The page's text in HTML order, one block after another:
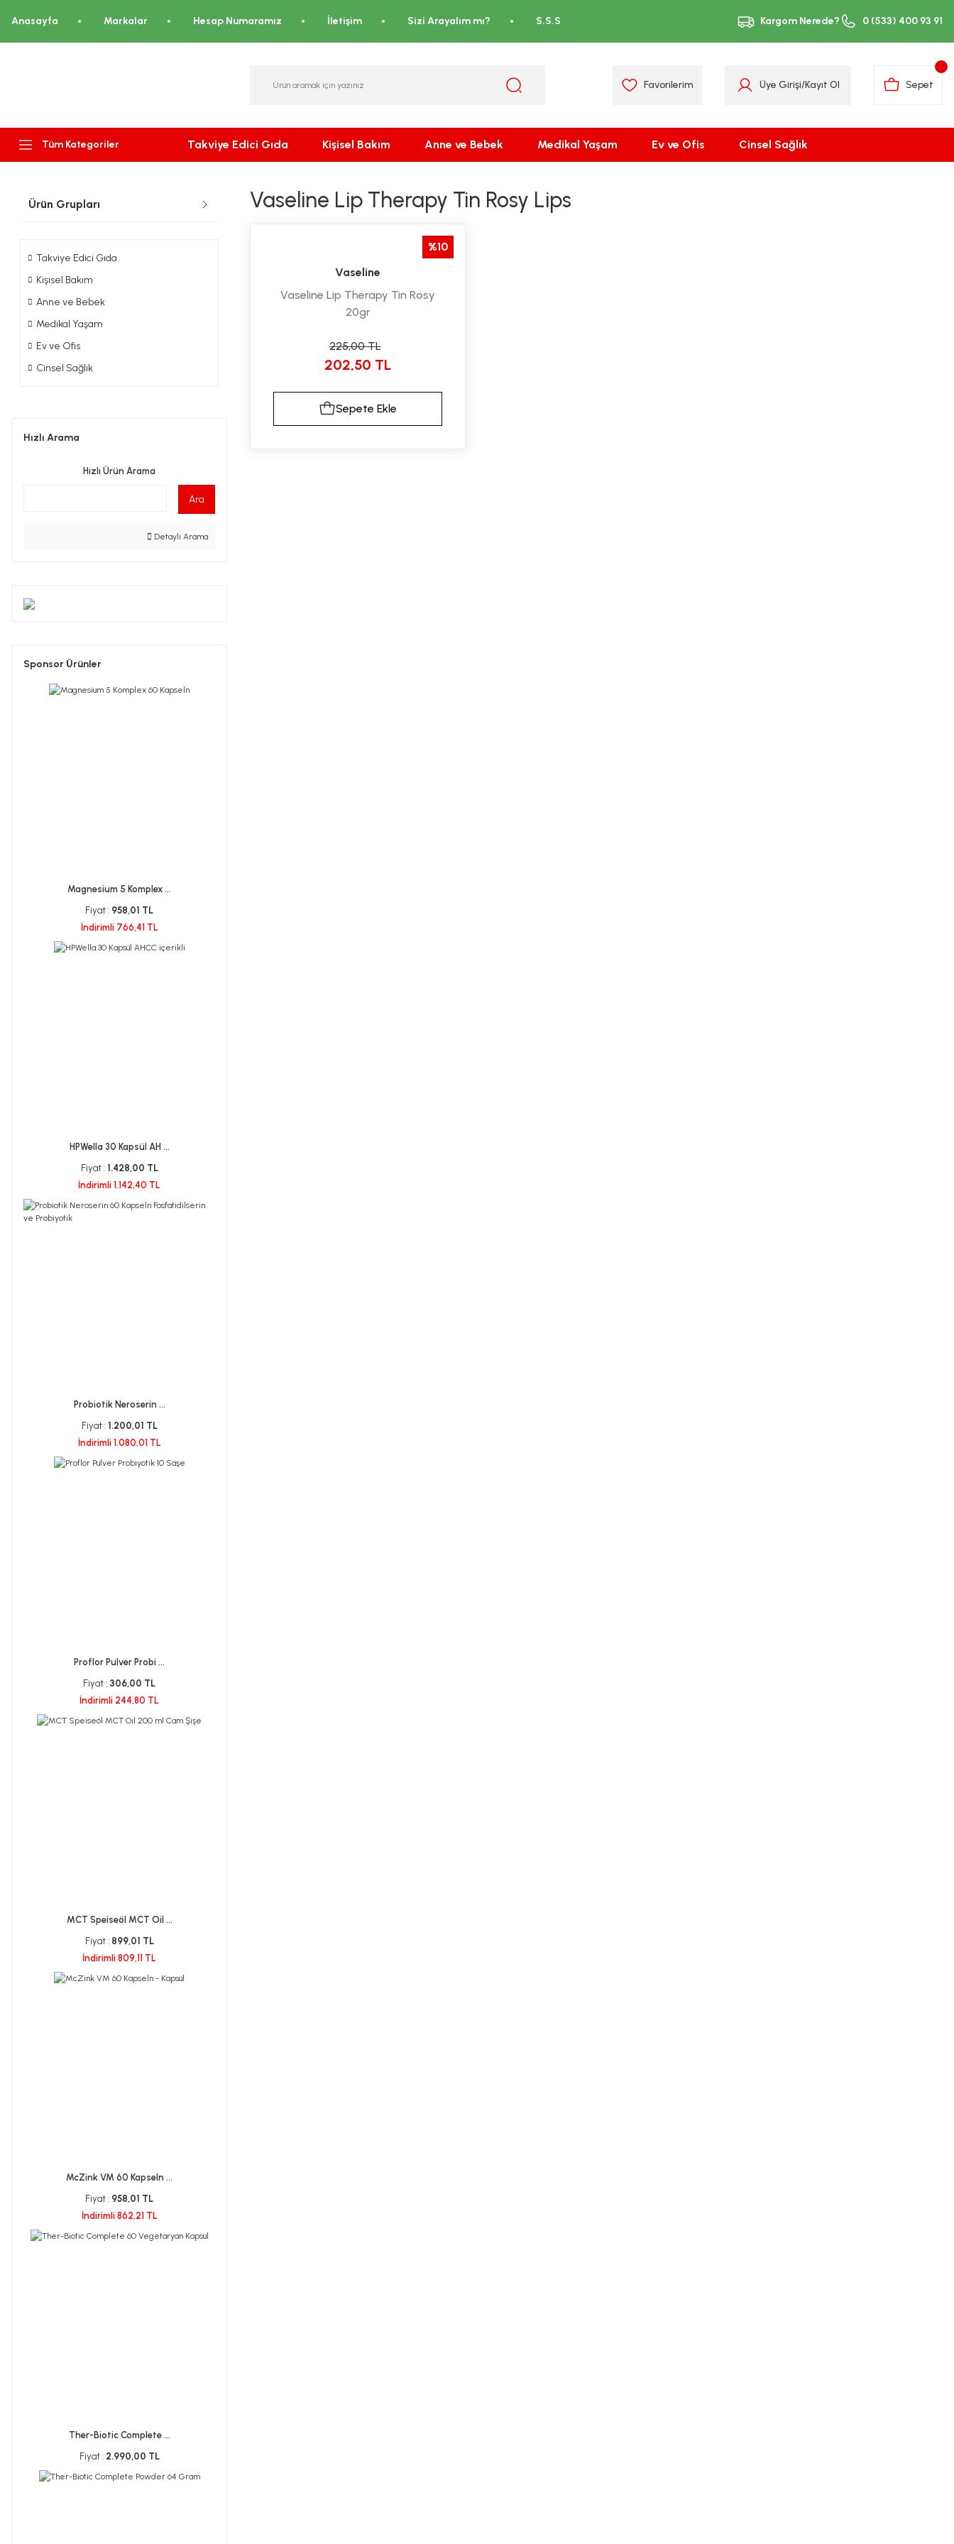
Anasayfa Markalar Hesap Numaramız İletişim Sizi Arayalım mı? S.S.S Kargom Nerede? 0 (533) 400 93 91
Favorilerim Üye Girişi/Kayıt Ol Sepet
Tüm Kategoriler Takviye Edici Gıda Kişisel Bakım Anne ve Bebek Medikal Yaşam Ev ve Ofis Cinsel Sağlık
Ürün Grupları
Takviye Edici Gıda
Kişisel Bakım
Anne ve Bebek
Medikal Yaşam
Ev ve Ofis
Cinsel Sağlık
Hızlı Arama
Hızlı Ürün Arama
Ara
Detaylı Arama
Sponsor Ürünler
Magnesium 5 Komplex ...
Fiyat : 958,01 TL
İndirimli 766,41 TL
HPWella 30 Kapsül AH ...
Fiyat : 1.428,00 TL
İndirimli 1.142,40 TL
Probiotik Neroserin ...
Fiyat : 1.200,01 TL
İndirimli 1.080,01 TL
Proflor Pulver Probi ...
Fiyat : 306,00 TL
İndirimli 244,80 TL
MCT Speiseöl MCT Oil ...
Fiyat : 899,01 TL
İndirimli 809,11 TL
McZink VM 60 Kapseln ...
Fiyat : 958,01 TL
İndirimli 862,21 TL
Ther-Biotic Complete ...
Fiyat : 2.990,00 TL
Vaseline Lip Therapy Tin Rosy Lips
%10
Vaseline
Vaseline Lip Therapy Tin Rosy
20gr
225,00 TL
202,50 TL
Sepete Ekle